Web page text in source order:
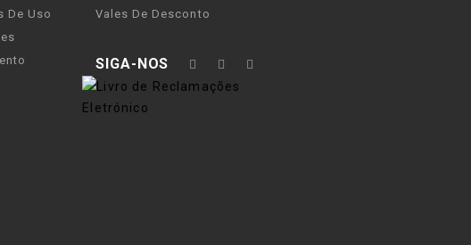
De Uso
Vales De Desconto
SIGA-NOS